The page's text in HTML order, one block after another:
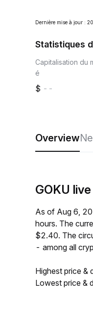
Dernière mise à jour :
Statistiques
Capitalisation du
é
--
Overview
GOKU
As of Aug 6,
hours. The
$2.40. The
- among all
Highest price &
Lowest price &